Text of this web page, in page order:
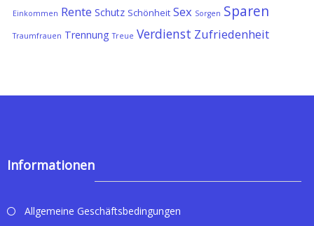
Einkommen Rente Schutz Schönheit Sex Sorgen Sparen
Traumfrauen Trennung Treue Verdienst Zufriedenheit
Informationen
Allgemeine Geschäftsbedingungen